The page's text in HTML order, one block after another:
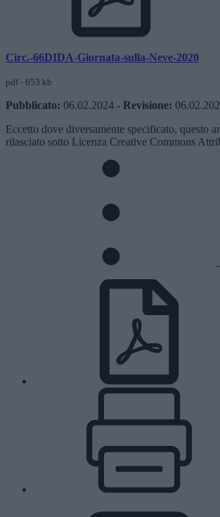
Circ.-66DIDA-Giornata-sulla-Neve-2020
pdf - 653 kb
Pubblicato: 06.02.2024 - Revisione:
Eccetto dove diversamente specificato, questo
rilasciato sotto Licenza Creative Commons